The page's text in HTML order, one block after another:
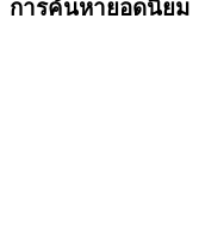
การค้นหายอดนิยม